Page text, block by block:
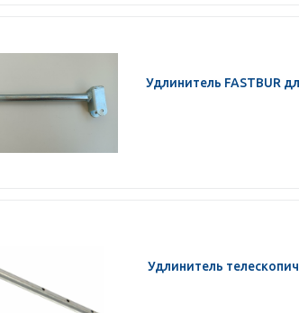
Удлинитель FASTBUR
Удлинитель